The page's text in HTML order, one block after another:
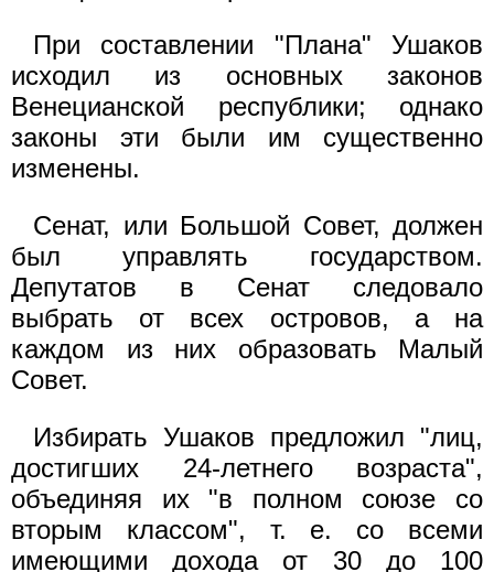
При составлении "Плана" Ушаков
исходил из основных законов
Венецианской республики; однако
законы эти были им существенно
изменены.
Сенат, или Большой Совет, должен
был управлять государством.
Депутатов в Сенат следовало
выбрать от всех островов, а на
каждом из них образовать Малый
Совет.
Избирать Ушаков предложил "лиц,
достигших 24-летнего возраста",
объединяя их "в полном союзе со
вторым классом", т. е. со всеми
имеющими дохода от 30 до 100